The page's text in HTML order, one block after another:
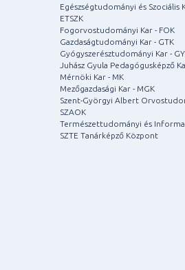
Egészségtudományi és Szociális
ETSZK
Fogorvostudományi Kar - FOK
Gazdaságtudományi Kar - GTK
Gyógyszerésztudományi Kar -
Juhász Gyula Pedagógusképző
Mérnöki Kar - MK
Mezőgazdasági Kar - MGK
Szent-Györgyi Albert
SZAOK
Természettudományi és
SZTE Tanárképző Központ